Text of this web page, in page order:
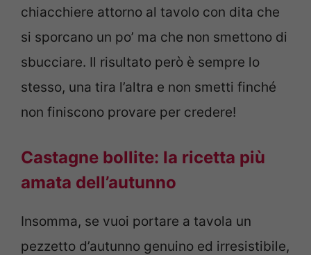
chiacchiere attorno al tavolo con dita che
si sporcano un po’ ma che non smettono di
sbucciare. Il risultato però è sempre lo
stesso, una tira l’altra e non smetti finché
non finiscono provare per credere!
Castagne bollite: la ricetta più
amata dell’autunno
Insomma, se vuoi portare a tavola un
pezzetto d’autunno genuino ed irresistibile,